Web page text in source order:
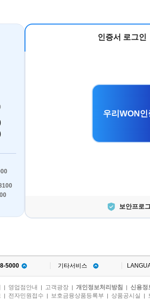
인증서 로그인
우리WON
보안프로
5000 기타서비스
| 영업점안내 | 고객광장 | 개인정보처리방침 | 신용정
| 전자민원접수 | 보호금융상품등록부 | 상품공시실 |